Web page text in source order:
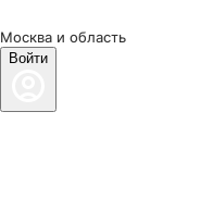
Москва и область
Войти